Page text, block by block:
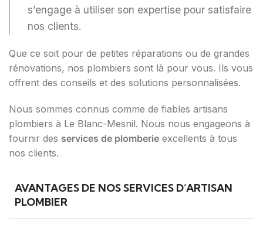
s’engage à utiliser son expertise pour satisfaire
nos clients.
Que ce soit pour de petites réparations ou de grandes
rénovations, nos plombiers sont là pour vous. Ils vous
offrent des conseils et des solutions personnalisées.
Nous sommes connus comme de fiables artisans
plombiers à Le Blanc-Mesnil. Nous nous engageons à
fournir des services de plomberie excellents à tous
nos clients.
AVANTAGES DE NOS SERVICES D’ARTISAN
PLOMBIER